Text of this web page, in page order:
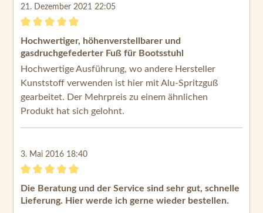
21. Dezember 2021 22:05
Bewertung mit 5 von 5 Sternen
Hochwertiger, höhenverstellbarer und
gasdruchgefederter Fuß für Bootsstuhl
Hochwertige Ausführung, wo andere Hersteller
Kunststoff verwenden ist hier mit Alu-Spritzguß
gearbeitet. Der Mehrpreis zu einem ähnlichen
Produkt hat sich gelohnt.
3. Mai 2016 18:40
Bewertung mit 5 von 5 Sternen
Die Beratung und der Service sind sehr gut, schnelle
Lieferung. Hier werde ich gerne wieder bestellen.